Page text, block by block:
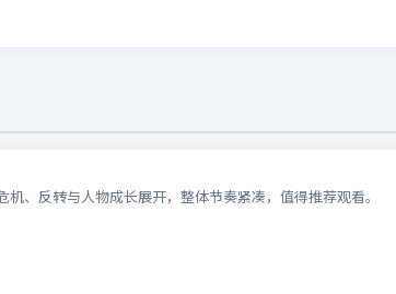
、反转与人物成长展开，整体节奏紧凑，值得推荐观看。